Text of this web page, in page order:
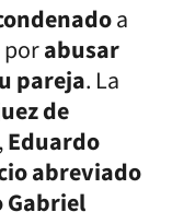
a
porabusar
pareja. La
de
,Eduardo
abreviado
Gabriel